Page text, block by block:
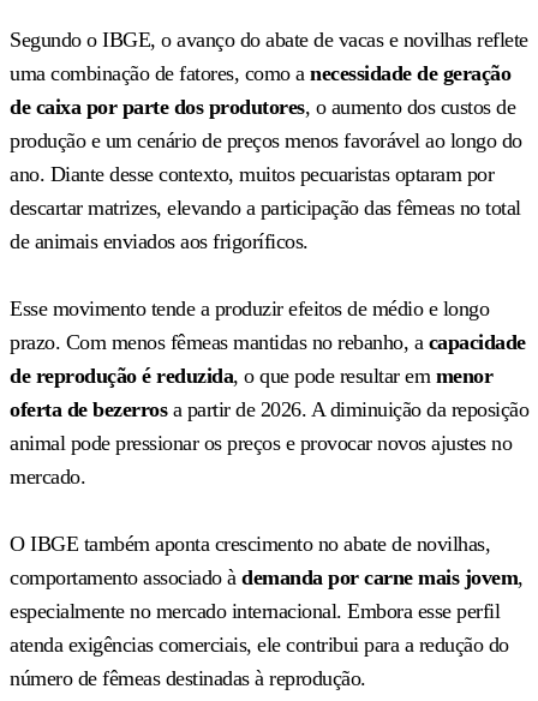
Segundo o IBGE, o avanço do abate de vacas e novilhas reflete
uma combinação de fatores, como a necessidade de geração
de caixa por parte dos produtores, o aumento dos custos de
produção e um cenário de preços menos favorável ao longo do
ano. Diante desse contexto, muitos pecuaristas optaram por
descartar matrizes, elevando a participação das fêmeas no total
de animais enviados aos frigoríficos.
Esse movimento tende a produzir efeitos de médio e longo
prazo. Com menos fêmeas mantidas no rebanho, a capacidade
de reprodução é reduzida, o que pode resultar em menor
oferta de bezerrosa partir de 2026. A diminuição da reposição
animal pode pressionar os preços e provocar novos ajustes no
mercado.
O IBGE também aponta crescimento no abate de novilhas,
comportamento associado à demanda por carne mais jovem,
especialmente no mercado internacional. Embora esse perfil
atenda exigências comerciais, ele contribui para a redução do
número de fêmeas destinadas à reprodução.